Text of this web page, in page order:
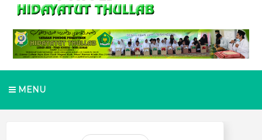
MENU